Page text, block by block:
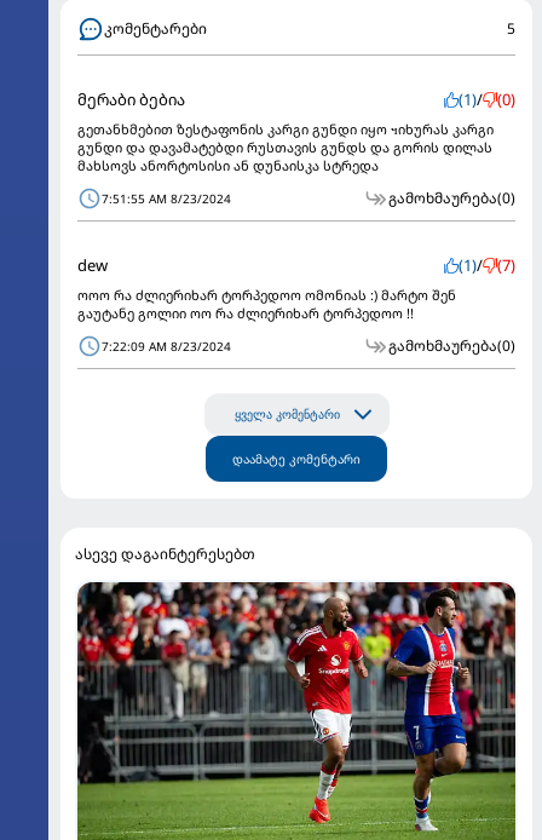
კომენტარები 5
მერაბი ბებია (1)/ (0)
გეთანხმებით ზესტაფონის კარგი გუნდი იყო чიხურას კარგი
გუნდი და დავამატებდი რუსთავის გუნდს და გორის დილას
მახსოვს ანორტოსისი ან დუნაისკა სტრედა
7:51:55 AM 8/23/2024 გამოხმაურება(0)
dew (1)/ (7)
ოოო რა ძლიერიხარ ტორპედოო ომონიას :) მარტო შენ
გაუტანე გოლიი ოო რა ძლიერიხარ ტორპედოო !!
7:22:09 AM 8/23/2024 გამოხმაურება(0)
ყველა კომენტარი
დაამატე კომენტარი
ასევე დაგაინტერესებთ